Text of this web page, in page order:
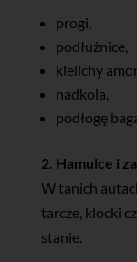
progi,
podłużnice,
kielichy
nadkola,
podłogę
2. Hamulce i
W tanich
tarcze, klocki
stanie.